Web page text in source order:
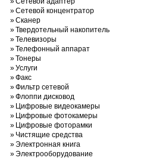
»Сетевой концентратор
»Сканер
»Твердотельный накопитель
»Телевизоры
»Телефонный аппарат
»Тонеры
»Услуги
»Факс
»Фильтр сетевой
»Флоппи дисковод
» Цифровые видеокамеры
» Цифровые фотокамеры
» Цифровые фоторамки
» Чистящие средства
»Электронная книга
»Электрооборудование